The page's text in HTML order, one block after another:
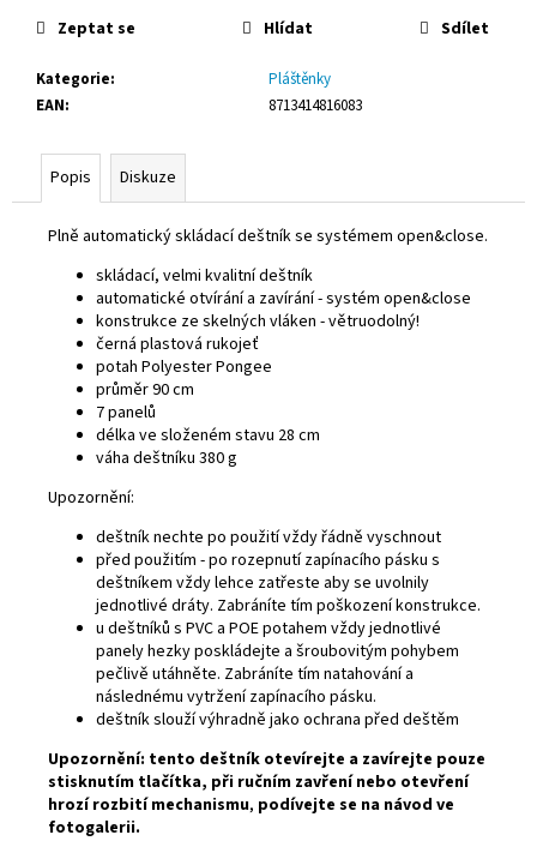
Kategorie:
Pláštěnky
EAN: 8713414816083
Zeptat se Hlídat Sdílet
Popis Diskuze
Plně automatický skládací deštník se systémem open&close.
skládací, velmi kvalitní deštník
automatické otvírání a zavírání - systém open&close
konstrukce ze skelných vláken - větruodolný!
černá plastová rukojeť
potah Polyester Pongee
průměr 90 cm
7 panelů
délka ve složeném stavu 28 cm
váha deštníku 380 g
Upozornění:
deštník nechte po použití vždy řádně vyschnout
před použitím - po rozepnutí zapínacího pásku s
deštníkem vždy lehce zatřeste aby se uvolnily
jednotlivé dráty. Zabráníte tím poškození konstrukce.
u deštníků s PVC a POE potahem vždy jednotlivé
panely hezky poskládejte a šroubovitým pohybem
pečlivě utáhněte. Zabráníte tím natahování a
následnému vytržení zapínacího pásku.
deštník slouží výhradně jako ochrana před deštěm
Upozornění: tento deštník otevírejte a zavírejte pouze
stisknutím tlačítka, při ručním zavření nebo otevření
hrozí rozbití mechanismu, podívejte se na návod ve
fotogalerii.
u
m
BRČKO
JUMBO
250/8MM
150KS/BAL
POUŽITÍ